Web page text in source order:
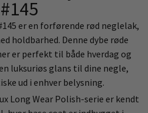
er en forførende rød neglelak,
holdbarhed. Denne dybe røde
er perfekt til både hverdag og
luksuriøs glans til dine negle,
ud i enhver belysning.
Long Wear Polish-serie er kendt